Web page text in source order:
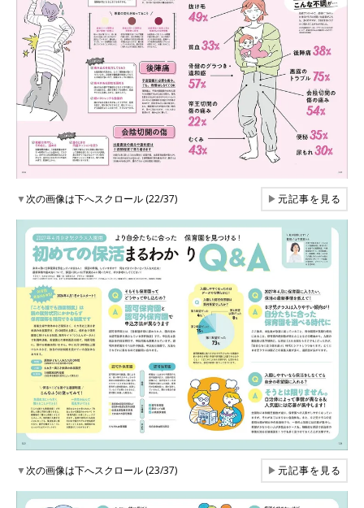
▼次の画像は下へスクロール (22/37) ▶元記事を見る
▼次の画像は下へスクロール (23/37) ▶元記事を見る